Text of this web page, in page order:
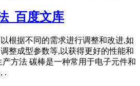
_百度文库
根据不同的需求进行调整和改进,如
整成型参数等,以获得更好的性能和
方法 碳棒是一种常用于电子元件和
.